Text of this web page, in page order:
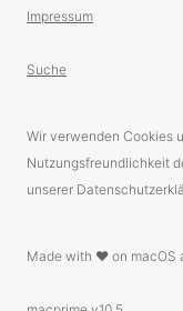
Impressum
Suche
Wir verwenden Cookies
Nutzungsfreundlichkeit
unserer
Made with ❤️ on